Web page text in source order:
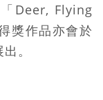
Deer, Flying
獎作品亦會於
。